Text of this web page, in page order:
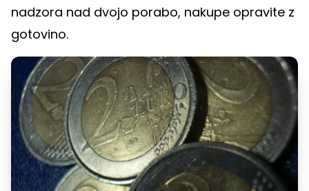
nadzora nad dvojo porabo, nakupe opravite z
gotovino.